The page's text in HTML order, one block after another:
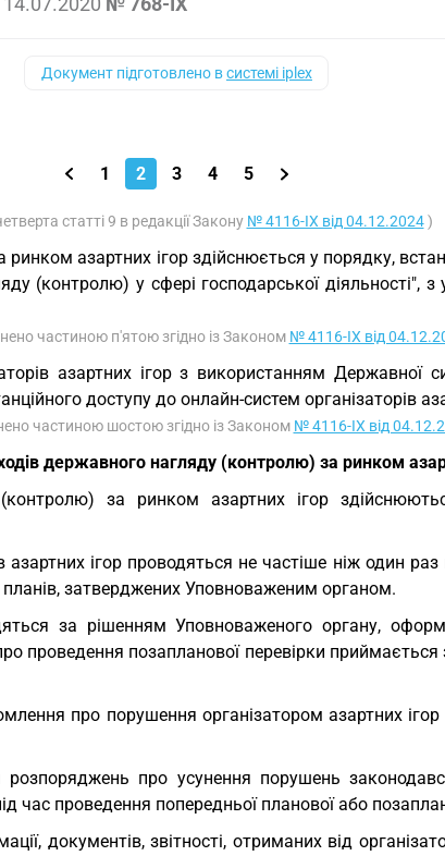
Документ підготовлено всистемі iplex
1 2 3 4 5
статті 9 в редакції Закону № 4116-IX від 04.12.2024)
азартних ігор здійснюється у порядку,
(контролю) у сфері господарської діяльності",
частиною п'ятою згідно із Законом № 4116-IX від
азартних ігор з використанням Державної
доступу до онлайн-систем організаторів
частиною шостою згідно із Законом № 4116-IX від
державного нагляду (контролю) за ринком
за ринком азартних ігор
азартних ігор проводяться не частіше ніж один
планів, затверджених Уповноваженим органом.
за рішенням Уповноваженого органу,
проведення позапланової перевірки приймається
про порушення організатором азартних ігор
про усунення порушень
час проведення попередньої планової або
документів, звітності, отриманих від